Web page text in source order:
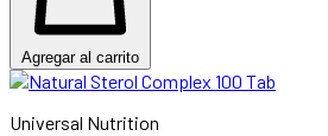
Agregar al carrito
Universal Nutrition